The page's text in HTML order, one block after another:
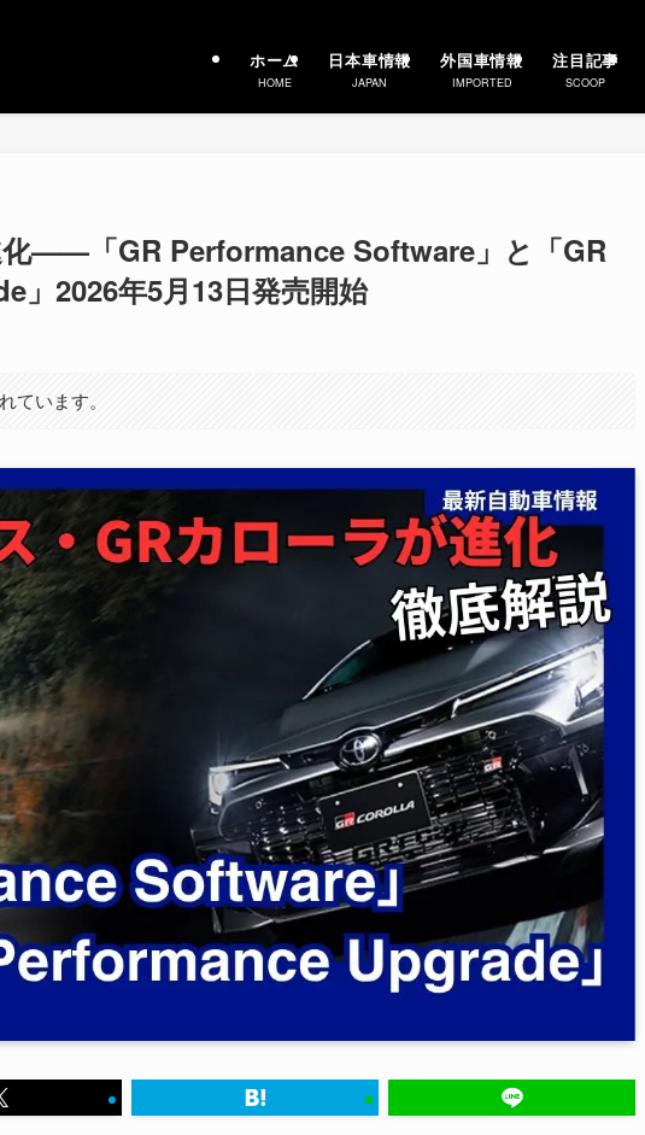
ホーム
HOME
日本車情報
JAPAN
外国車情報
IMPORTED
注目記事
SCOOP
——「GR Performance Software」と「GR
2026年5月13日発売開始
ています。